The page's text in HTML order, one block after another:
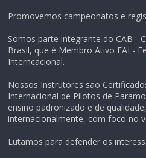
Promovemos campeonatos e
Somos parte integrante do CAB -
Brasil, que é Membro Ativo FAI -
Interncacional.
Nossos Instrutores são
Internacional de Pilotos de
ensino padronizado e de
internacionalmente, com foco no
Lutamos para defender os